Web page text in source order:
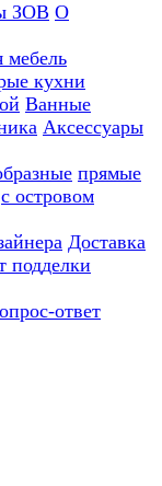
ЗОВ О
мебель
кухни
Ванные
Аксессуары
прямые
с островом
Доставка
подделки
ответ